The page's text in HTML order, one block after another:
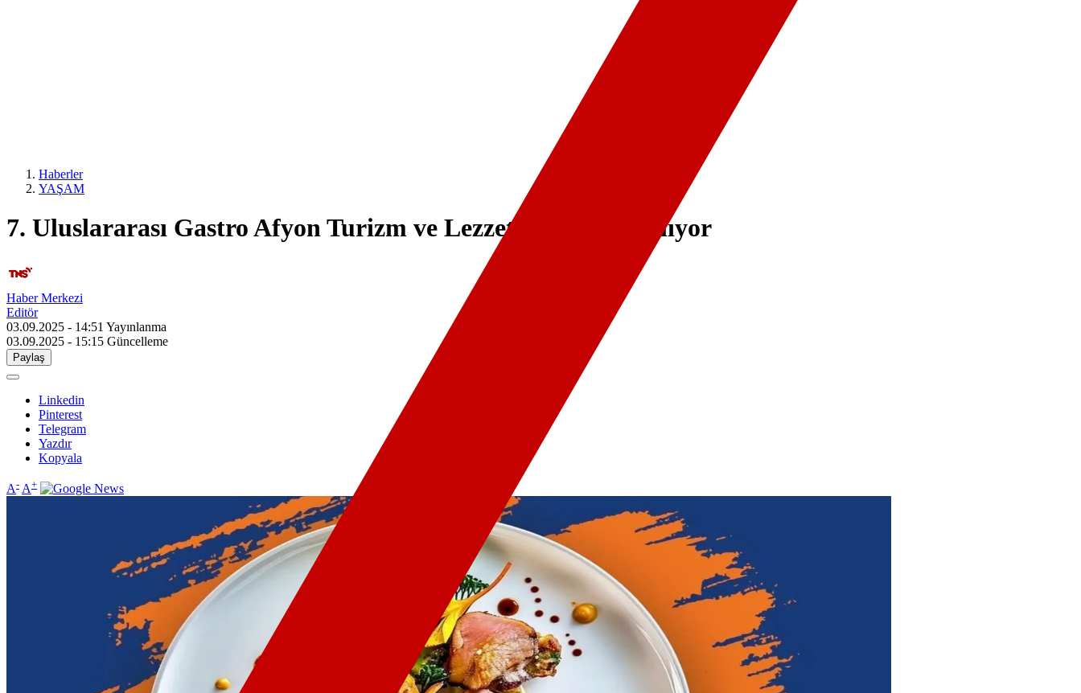
Haberler
YAŞAM
7. Uluslararası Gastro Afyon Turizm ve Lezzet Festivali Başlıyor
Haber Merkezi
Editör
03.09.2025 - 14:51 Yayınlanma
03.09.2025 - 15:15 Güncelleme
Paylaş
Linkedin
Pinterest
Telegram
Yazdır
Kopyala
A- A+